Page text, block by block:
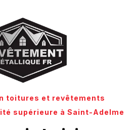
toitures et revêtements
supérieure à Saint-Adelme